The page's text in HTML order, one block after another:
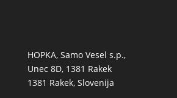
HOPKA, Samo Vesel s.p.,
Unec 8D, 1381 Rakek
1381 Rakek, Slovenija